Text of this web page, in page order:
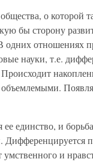
о которой
бы сторону
одних отношениях
науки, т.е.
единство, и
Дифференцируется
и